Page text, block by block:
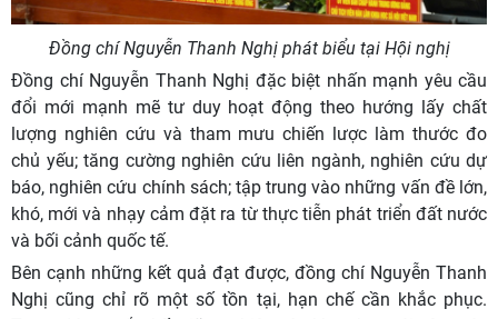
Đồng chí Nguyễn Thanh Nghị phát biểu tại Hội nghị
Đồng chí Nguyễn Thanh Nghị đặc biệt nhấn mạnh yêu cầu
đổi mới mạnh mẽ tư duy hoạt động theo hướng lấy chất
lượng nghiên cứu và tham mưu chiến lược làm thước đo
chủ yếu; tăng cường nghiên cứu liên ngành, nghiên cứu dự
báo, nghiên cứu chính sách; tập trung vào những vấn đề lớn,
khó, mới và nhạy cảm đặt ra từ thực tiễn phát triển đất nước
và bối cảnh quốc tế.
Bên cạnh những kết quả đạt được, đồng chí Nguyễn Thanh
Nghị cũng chỉ rõ một số tồn tại, hạn chế cần khắc phục.